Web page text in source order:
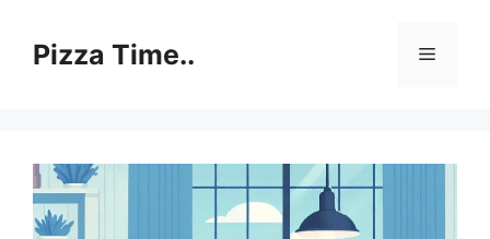
contentPizza Time.. Menu